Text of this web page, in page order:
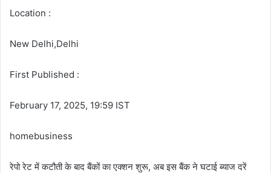
Location :
New Delhi,Delhi
First Published :
February 17, 2025, 19:59 IST
homebusiness
रेपो रेट में कटौती के बाद बैंकों का एक्शन शुरू, अब इस बैंक ने घटाई ब्याज दरें